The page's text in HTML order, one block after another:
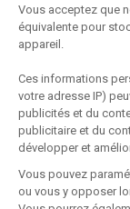
Avenue
20137 Porto
Tél. +33 (0)4
Voir le plan
Suivez-
Vous acceptez que
équivalente pour
appareil.
Ces informations
votre adresse IP)
publicités et du
publicitaire et du
développer et
Vous pouvez
ou vous y opposer